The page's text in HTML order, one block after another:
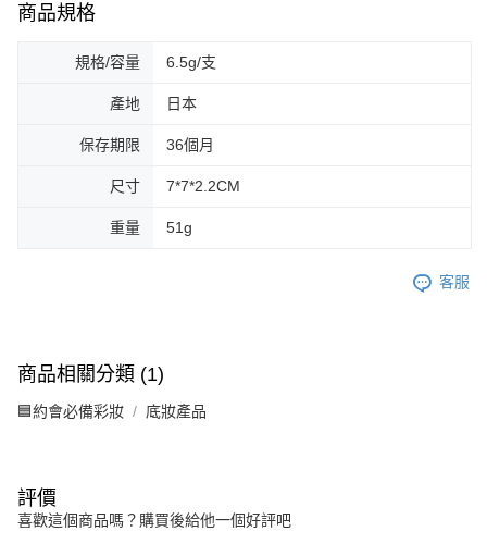
商品規格
規格/容量 6.5g/支
產地 日本
保存期限 36個月
尺寸 7*7*2.2CM
重量 51g
客服
商品相關分類 (1)
🟦約會必備彩妝 底妝產品
評價
喜歡這個商品嗎？購買後給他一個好評吧